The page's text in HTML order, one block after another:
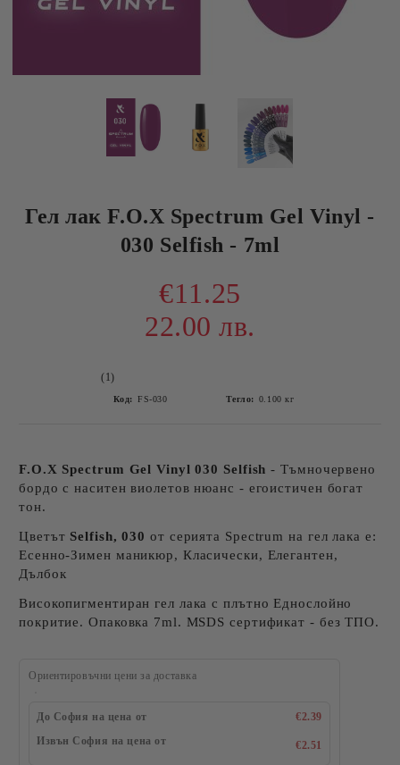
Гел лак F.O.X Spectrum Gel Vinyl -
030 Selfish - 7ml
€11.25
22.00 лв.
(1)
Код: FS-030 Тегло: 0.100 кг
F.O.X Spectrum Gel Vinyl 030 Selfish - Тъмночервено
бордо с наситен виолетов нюанс - егоистичен богат
тон.
Цветът Selfish, 030 от серията Spectrum на гел лака е:
Есенно-Зимен маникюр, Класически, Елегантен,
Дълбок
Високопигментиран гел лака с плътно Еднослойно
покритие. Опаковка 7ml. MSDS сертификат - без ТПО.
Ориентировъчни цени за доставка
До София на цена от
€2.39
Извън София на цена от
€2.51